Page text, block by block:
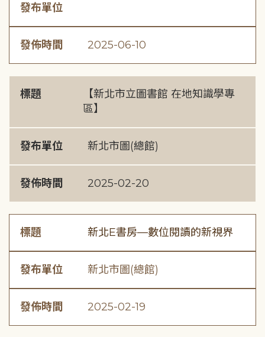
發布單位
發佈時間 2025-06-10
標題
【新北市立圖書館 在地知識學專
區】
發布單位 新北市圖(總館)
發佈時間 2025-02-20
標題 新北E書房—數位閱讀的新視界
發布單位 新北市圖(總館)
發佈時間 2025-02-19